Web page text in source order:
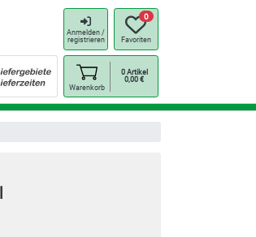
Anmelden /
registrieren
0
Favoriten
Warenkorb
0 Artikel
0,00€